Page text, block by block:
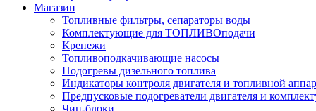
Магазин
Топливные фильтры, сепараторы воды
Комплектующие для ТОПЛИВОподачи
Крепежи
Топливоподкачивающие насосы
Подогревы дизельного топлива
Индикаторы контроля двигателя и топливной
Предпусковые подогреватели двигателя и
Чип-блоки